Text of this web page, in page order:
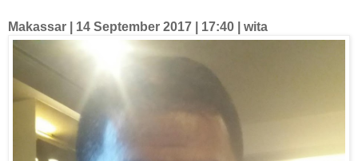
Makassar | 14 September 2017 | 17:40 | wita